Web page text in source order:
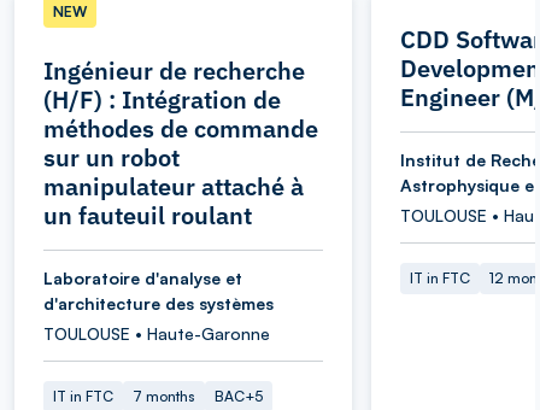
Ingénieur de recherche
(H/F) : Intégration de
méthodes de commande
sur un robot
manipulateur attaché à
un fauteuil roulant
NEW
Laboratoire d'analyse et
d'architecture des systèmes
TOULOUSE • Haute-Garonne
IT in FTC 7 months BAC+5
CDD
Engineer
Institut de
Astrophysique
TOULOUSE •
IT in FTC 12